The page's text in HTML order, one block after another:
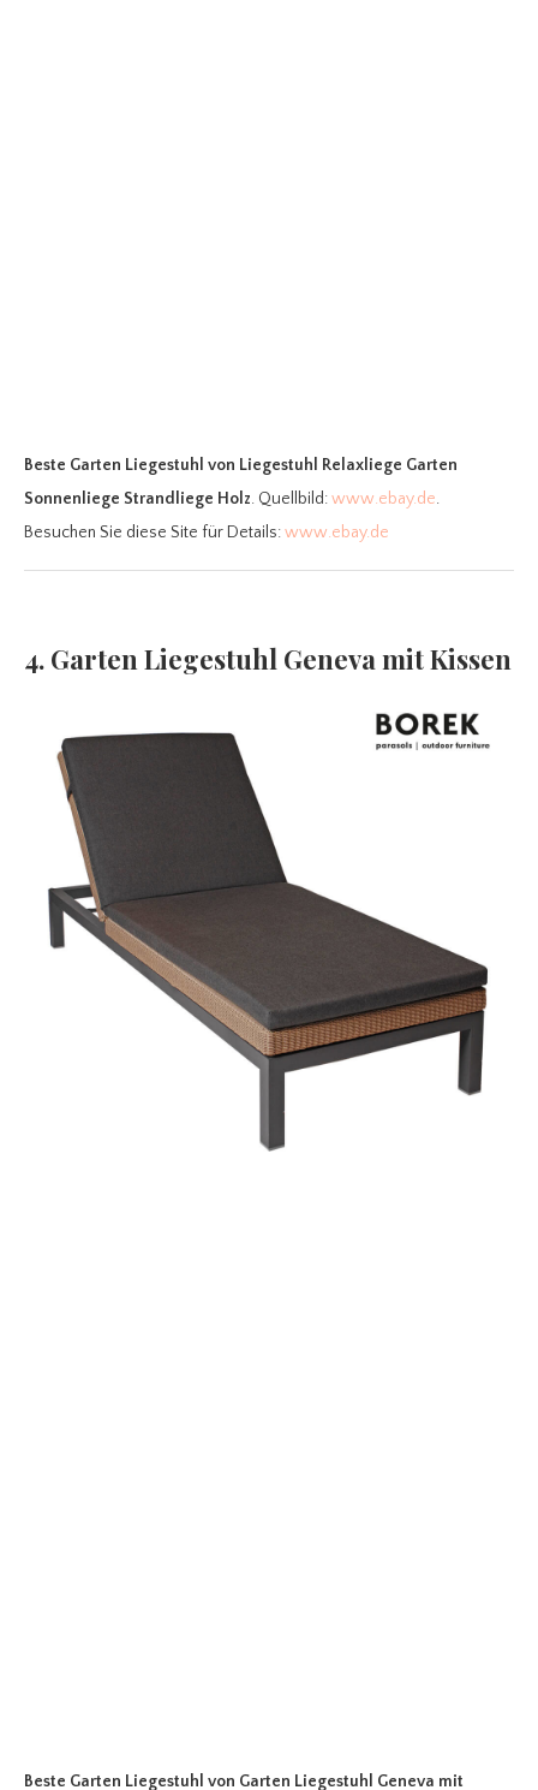
Beste Garten Liegestuhl von Liegestuhl Relaxliege Garten
Sonnenliege Strandliege Holz. Quellbild:www.ebay.de.
Besuchen Sie diese Site für Details:www.ebay.de
4. Garten Liegestuhl Geneva mit Kissen
Beste Garten Liegestuhl von Garten Liegestuhl Geneva mit